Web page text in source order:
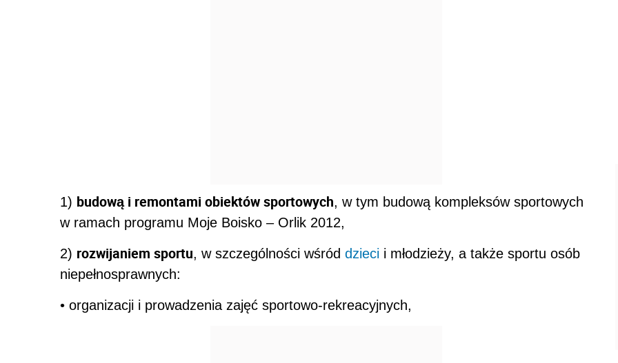
1) budową i remontami obiektów sportowych, w tym budową kompleksów sportowych
w ramach programu Moje Boisko – Orlik 2012,
2) rozwijaniem sportu, w szczególności wśród dzieci i młodzieży, a także sportu osób
niepełnosprawnych:
• organizacji i prowadzenia zajęć sportowo-rekreacyjnych,